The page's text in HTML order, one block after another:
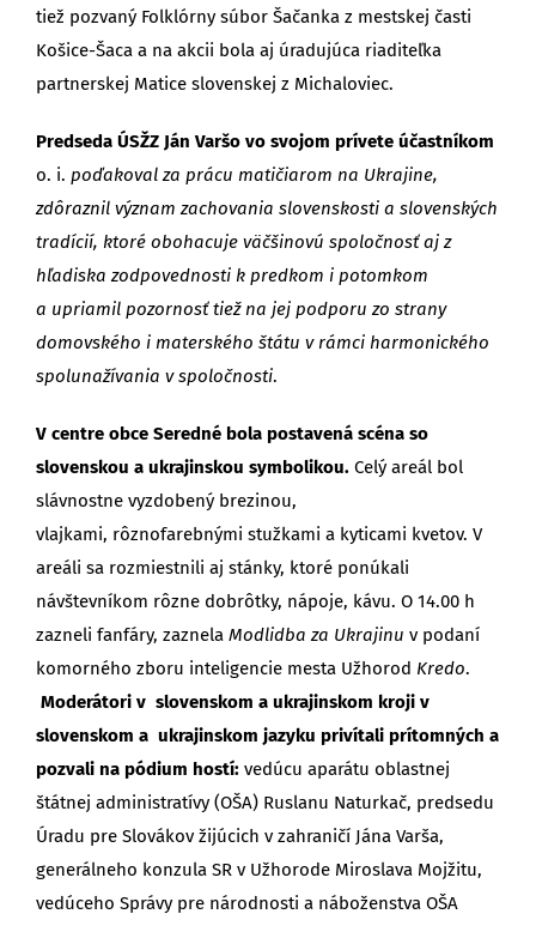
tiež pozvaný Folklórny súbor Šačanka z mestskej časti
Košice-Šaca a na akcii bola aj úradujúca riaditeľka
partnerskej Matice slovenskej z Michaloviec.
Predseda ÚSŽZ Ján Varšo vo svojom prívete účastníkom
o. i. poďakoval za prácu matičiarom na Ukrajine,
zdôraznil význam zachovania slovenskosti a slovenských
tradícií, ktoré obohacuje väčšinovú spoločnosť aj z
hľadiska zodpovednosti k predkom i potomkom
a upriamil pozornosť tiež na jej podporu zo strany
domovského i materského štátu v rámci harmonického
spolunažívania v spoločnosti.
V centre obce Seredné bola postavená scéna so
slovenskou a ukrajinskou symbolikou. Celý areál bol
slávnostne vyzdobený brezinou,
vlajkami, rôznofarebnými stužkami a kyticami kvetov. V
areáli sa rozmiestnili aj stánky, ktoré ponúkali
návštevníkom rôzne dobrôtky, nápoje, kávu. O 14.00 h
zazneli fanfáry, zaznela Modlidba za Ukrajinu v podaní
komorného zboru inteligencie mesta Užhorod Kredo.
Moderátori v slovenskom a ukrajinskom kroji v
slovenskom a ukrajinskom jazyku privítali prítomných a
pozvali na pódium hostí: vedúcu aparátu oblastnej
štátnej administratívy (OŠA) Ruslanu Naturkač, predsedu
Úradu pre Slovákov žijúcich v zahraničí Jána Varša,
generálneho konzula SR v Užhorode Miroslava Mojžitu,
vedúceho Správy pre národnosti a náboženstva OŠA